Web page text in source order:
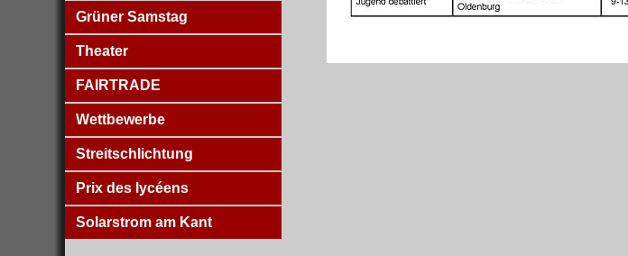
Grüner Samstag
Theater
FAIRTRADE
Wettbewerbe
Streitschlichtung
Prix des lycéens
Solarstrom am Kant